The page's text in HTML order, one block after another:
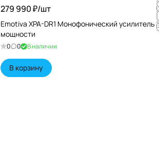
279 990 ₽/шт
Emotiva XPA-DR1 Монофонический усилитель
мощности
0 0 В наличии
В корзину